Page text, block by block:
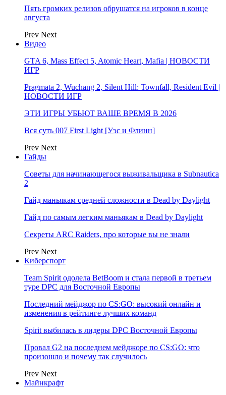
Пять громких релизов обрушатся на игроков в конце
августа
Prev Next
Видео
GTA 6, Mass Effect 5, Atomic Heart, Mafia | НОВОСТИ
ИГР
Pragmata 2, Wuchang 2, Silent Hill: Townfall, Resident Evil |
НОВОСТИ ИГР
ЭТИ ИГРЫ УБЬЮТ ВАШЕ ВРЕМЯ В 2026
Вся суть 007 First Light [Уэс и Флинн]
Prev Next
Гайды
Советы для начинающегося выживальщика в Subnautica
2
Гайд маньякам средней сложности в Dead by Daylight
Гайд по самым легким маньякам в Dead by Daylight
Секреты ARC Raiders, про которые вы не знали
Prev Next
Киберспорт
Team Spirit одолела BetBoom и стала первой в третьем
туре DPC для Восточной Европы
Последний мейджор по CS:GO: высокий онлайн и
изменения в рейтинге лучших команд
Spirit выбилась в лидеры DPC Восточной Европы
Провал G2 на последнем мейджоре по CS:GO: что
произошло и почему так случилось
Prev Next
Майнкрафт